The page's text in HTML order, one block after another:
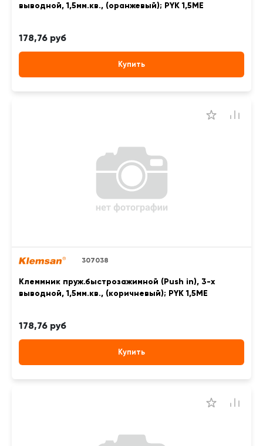
выводной, 1,5мм.кв., (оранжевый); PYK 1,5ME
178,76 руб
Купить
307038
Клеммник пруж.быстрозажимной (Push in), 3-х
выводной, 1,5мм.кв., (коричневый); PYK 1,5ME
178,76 руб
Купить